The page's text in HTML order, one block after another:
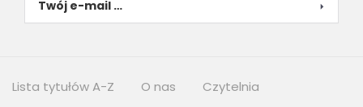
Lista tytułów A-Z O nas Czytelnia